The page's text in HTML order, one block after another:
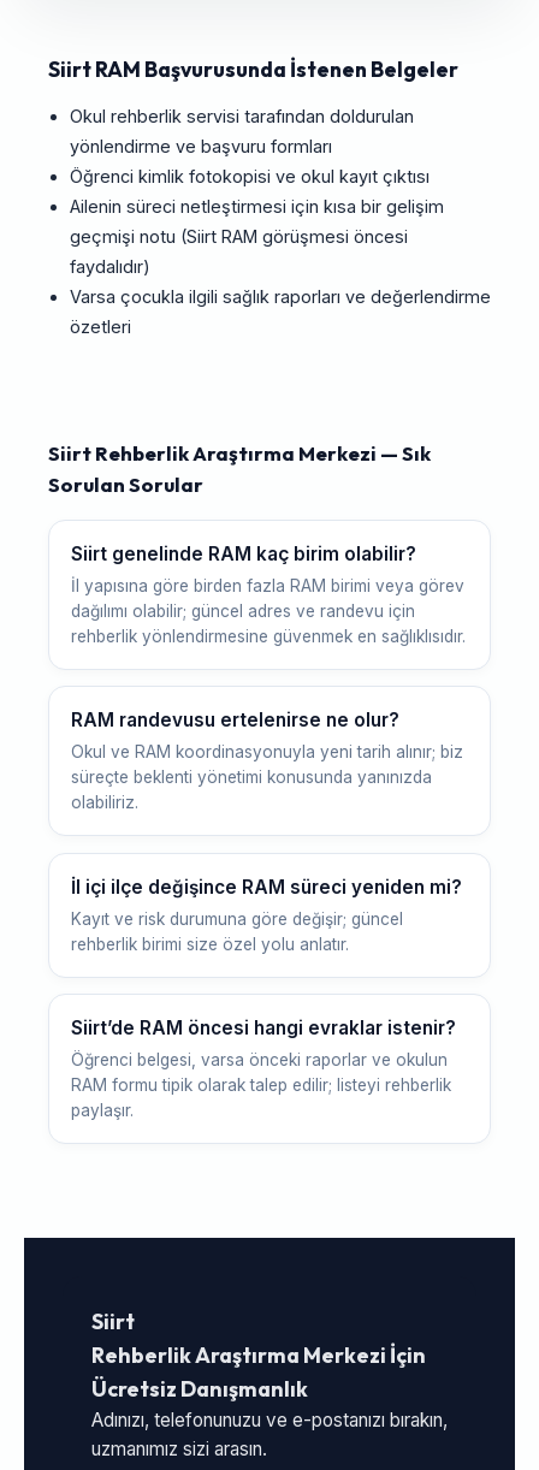
Siirt RAM Başvurusunda İstenen Belgeler
Okul rehberlik servisi tarafından doldurulan
yönlendirme ve başvuru formları
Öğrenci kimlik fotokopisi ve okul kayıt çıktısı
Ailenin süreci netleştirmesi için kısa bir gelişim
geçmişi notu (Siirt RAM görüşmesi öncesi
faydalıdır)
Varsa çocukla ilgili sağlık raporları ve değerlendirme
özetleri
Siirt Rehberlik Araştırma Merkezi — Sık
Sorulan Sorular
Siirt genelinde RAM kaç birim olabilir?
İl yapısına göre birden fazla RAM birimi veya görev
dağılımı olabilir; güncel adres ve randevu için
rehberlik yönlendirmesine güvenmek en sağlıklısıdır.
RAM randevusu ertelenirse ne olur?
Okul ve RAM koordinasyonuyla yeni tarih alınır; biz
süreçte beklenti yönetimi konusunda yanınızda
olabiliriz.
İl içi ilçe değişince RAM süreci yeniden mi?
Kayıt ve risk durumuna göre değişir; güncel
rehberlik birimi size özel yolu anlatır.
Siirt’de RAM öncesi hangi evraklar istenir?
Öğrenci belgesi, varsa önceki raporlar ve okulun
RAM formu tipik olarak talep edilir; listeyi rehberlik
paylaşır.
Siirt
Rehberlik Araştırma Merkezi İçin
Ücretsiz Danışmanlık
Adınızı, telefonunuzu ve e-postanızı bırakın,
uzmanımız sizi arasın.